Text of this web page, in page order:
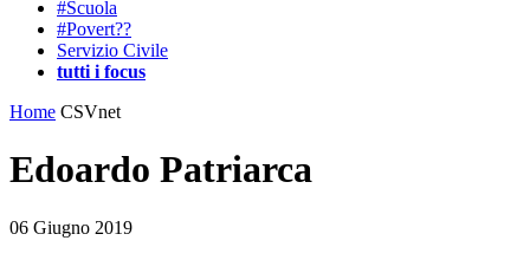
#Scuola
#Povert??
Servizio Civile
tutti i focus
Home CSVnet
Edoardo Patriarca
06 Giugno 2019